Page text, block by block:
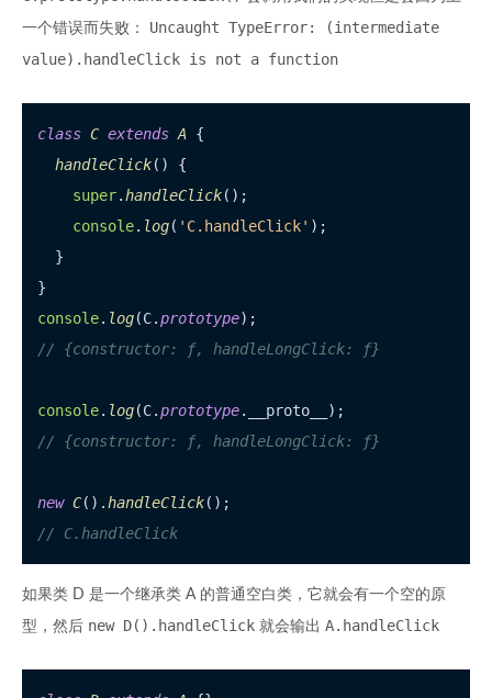
一个错误而失败： Uncaught TypeError: (intermediate
value).handleClick is not a function
class C extends A {
handleClick( ) {
super.handleClick();
console. log( 'C.handleClick' );
  }
console. log(C.prototype
// {constructor: ƒ, handleLongClick: ƒ}
console. log(C.prototype. __proto__
// {constructor: ƒ, handleLongClick: ƒ}
new C().handleClick
// C.handleClick
如果类 D 是一个继承类 A 的普通空白类，它就会有一个空的原
型，然后 new D().handleClick 就会输出 A.handleClick